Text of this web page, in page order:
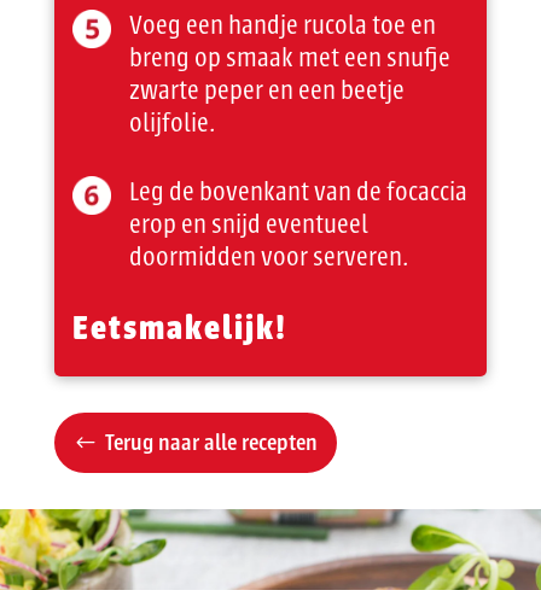
Voeg een handje rucola toe en
breng op smaak met een snufje
zwarte peper en een beetje
olijfolie.
Leg de bovenkant van de focaccia
erop en snijd eventueel
doormidden voor serveren.
Eetsmakelijk!
Terug naar alle recepten